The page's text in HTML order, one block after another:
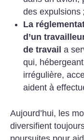
des expulsions ;
La
d’un
de travail a
qui,
irrégulière,
aident à
Aujourd’hui, les
diversifient